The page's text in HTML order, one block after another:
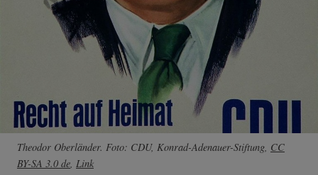
Theodor Oberländer. Foto: CDU, Konrad-Adenauer-Stiftung, CC
BY-SA 3.0 de Link